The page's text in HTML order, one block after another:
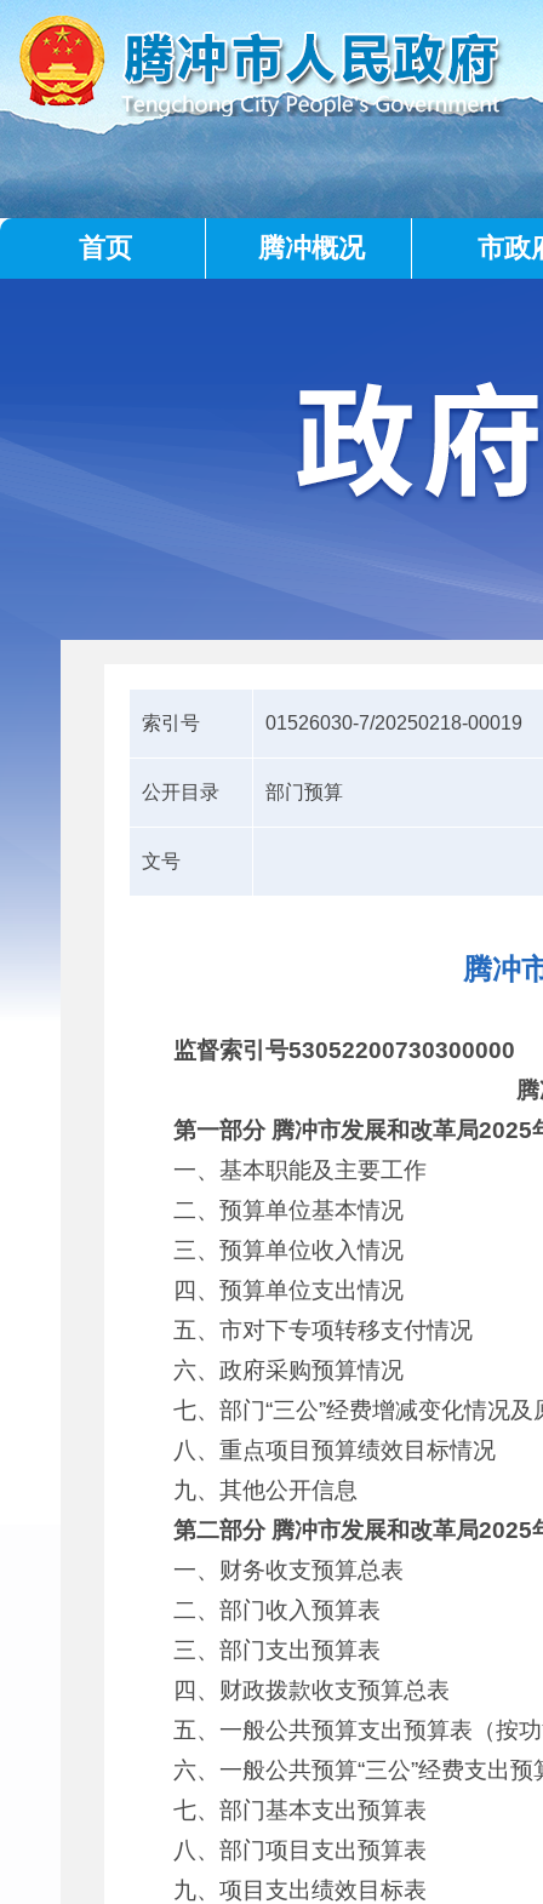
首页 腾冲概况 市政
索引号 01526030-7/20250218-00019
公开目录 部门预算
文号
腾冲
监督索引号53052200730300000
第一部分 腾冲市发展和改革局2025
一、基本职能及主要工作
二、预算单位基本情况
三、预算单位收入情况
四、预算单位支出情况
五、市对下专项转移支付情况
六、政府采购预算情况
七、部门“三公”经费增减变化情况及
八、重点项目预算绩效目标情况
九、其他公开信息
第二部分 腾冲市发展和改革局2025
一、财务收支预算总表
二、部门收入预算表
三、部门支出预算表
四、财政拨款收支预算总表
五、一般公共预算支出预算表（按
六、一般公共预算“三公”经费支出预
七、部门基本支出预算表
八、部门项目支出预算表
九、项目支出绩效目标表